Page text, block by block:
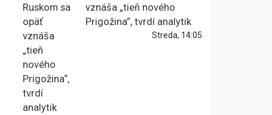
vznáša „tieň nového
Prigožina“, tvrdí analytik
Streda, 14:05